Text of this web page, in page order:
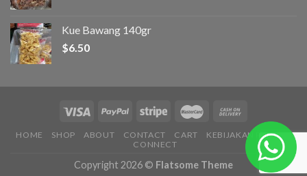
Kue Bawang 140gr
$6.50
HOME SHOP ABOUT CONTACT CART
KEBIJAKAN PRIVASI
CONNECT
Copyright 2026 © Flatsome Theme